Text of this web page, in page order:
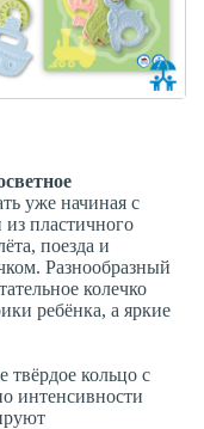
уже начиная с
пластичного
поезда и
Разнообразный
колечко
ребёнка, а яркие
кольцо с
интенсивности